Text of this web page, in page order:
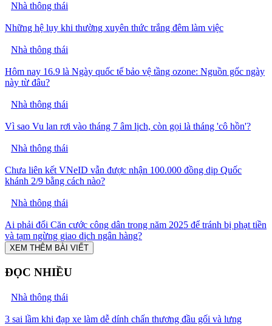
Nhà thông thái
Những hệ lụy khi thường xuyên thức trắng đêm làm việc
Nhà thông thái
Hôm nay 16.9 là Ngày quốc tế bảo vệ tầng ozone: Nguồn gốc ngày
này từ đâu?
Nhà thông thái
Vì sao Vu lan rơi vào tháng 7 âm lịch, còn gọi là tháng 'cô hồn'?
Nhà thông thái
Chưa liên kết VNeID vẫn được nhận 100.000 đồng dịp Quốc
khánh 2/9 bằng cách nào?
Nhà thông thái
Ai phải đổi Căn cước công dân trong năm 2025 để tránh bị phạt tiền
và tạm ngừng giao dịch ngân hàng?
XEM THÊM BÀI VIẾT
ĐỌC NHIỀU
Nhà thông thái
3 sai lầm khi đạp xe làm dễ dính chấn thương đầu gối và lưng